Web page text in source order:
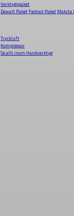
Verktygspaket
Dewalt Paket Festool Paket Makita
Tryckluft
Kompressor
Se allt inom Handverktyg